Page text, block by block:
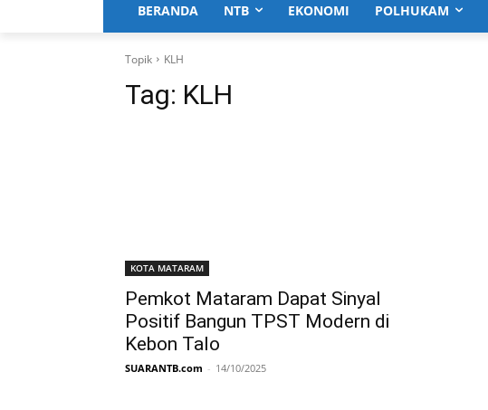
BERANDA NTB EKONOMI POLHUKAM
Topik KLH
Tag: KLH
KOTA MATARAM
Pemkot Mataram Dapat Sinyal
Positif Bangun TPST Modern di
Kebon Talo
SUARANTB.com - 14/10/2025